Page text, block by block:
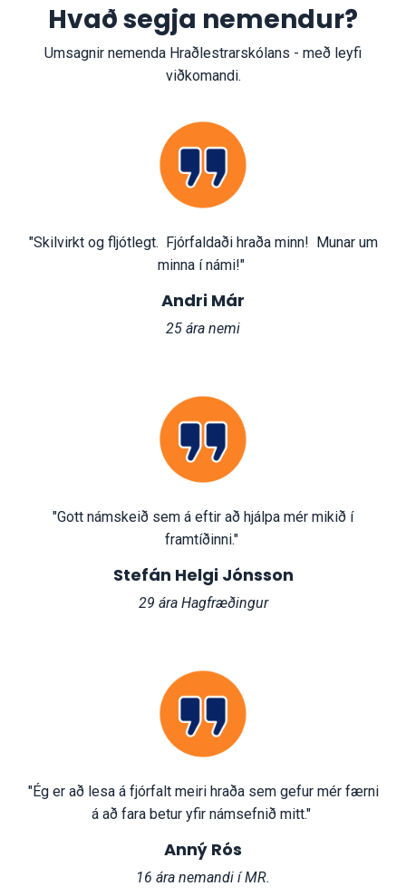
Hvað segja nemendur?
Umsagnir nemenda Hraðlestrarskólans - með leyfi
viðkomandi.
"Skilvirkt og fljótlegt. Fjórfaldaði hraða minn! Munar um
minna í námi!"
Andri Már
25 ára nemi
"Gott námskeið sem á eftir að hjálpa mér mikið í
framtíðinni."
Stefán Helgi Jónsson
29 ára Hagfræðingur
"Ég er að lesa á fjórfalt meiri hraða sem gefur mér færni
á að fara betur yfir námsefnið mitt."
Anný Rós
16 ára nemandi í MR.